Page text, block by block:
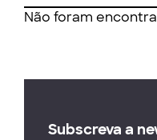
Não foram
Subscreva a